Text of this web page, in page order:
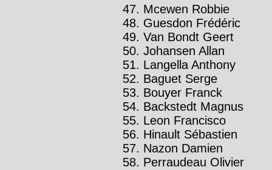
Mcewen Robbie
Guesdon Frédéric
Van Bondt Geert
Johansen Allan
Langella Anthony
Baguet Serge
Bouyer Franck
Backstedt Magnus
Leon Francisco
Hinault Sébastien
Nazon Damien
Perraudeau Olivier